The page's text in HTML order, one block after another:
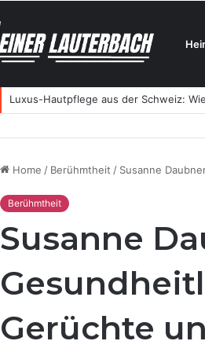
Luxus-Hautpflege aus der Schweiz:
Home / Berühmtheit / Susanne
Berühmtheit
Susanne
Gerüchte